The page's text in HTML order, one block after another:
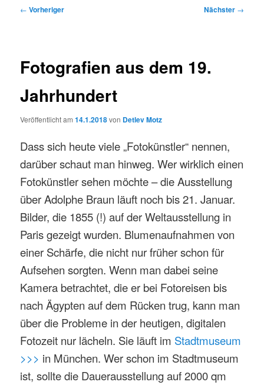
Beitragsnavigation
← Vorheriger Nächster →
Fotografien aus dem 19.
Jahrhundert
Veröffentlicht am14.1.2018von Detlev Motz
Dass sich heute viele „Fotokünstler“ nennen,
darüber schaut man hinweg. Wer wirklich einen
Fotokünstler sehen möchte – die Ausstellung
über Adolphe Braun läuft noch bis 21. Januar.
Bilder, die 1855 (!) auf der Weltausstellung in
Paris gezeigt wurden. Blumenaufnahmen von
einer Schärfe, die nicht nur früher schon für
Aufsehen sorgten. Wenn man dabei seine
Kamera betrachtet, die er bei Fotoreisen bis
nach Ägypten auf dem Rücken trug, kann man
über die Probleme in der heutigen, digitalen
Fotozeit nur lächeln. Sie läuft im Stadtmuseum
>>> in München. Wer schon im Stadtmuseum
ist, sollte die Dauerausstellung auf 2000 qm